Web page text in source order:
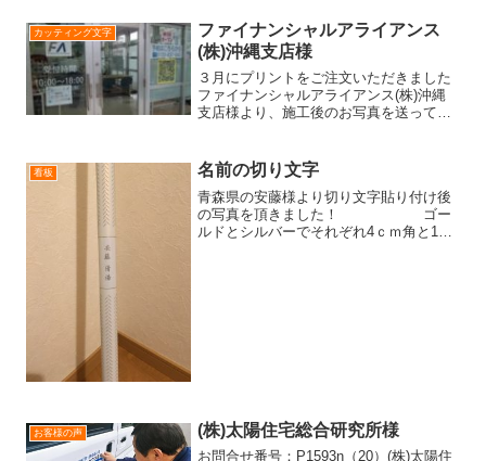
談いただきました。最終的なカッティン
グシートはこのような形...
カッティング文字
ファイナンシャルアライアンス
(株)沖縄支店様
３月にプリントをご注文いただきました
ファイナンシャルアライアンス(株)沖縄
支店様より、施工後のお写真を送ってい
り付ける各種切り文字・印刷シートをご
注文いただきました。2...
看板 名前の切り文字
青森県の安藤様より切り文字貼り付け後
の写真を頂きました！ ゴー
ルドとシルバーでそれぞれ4ｃｍ角と1ｃ
お客様の声 (株)太陽住宅総合研究所様
お問合せ番号：P1593n（20）(株)太陽住